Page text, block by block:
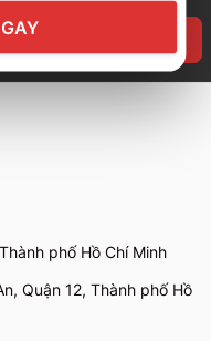
phố Hồ Chí Minh
Quận 12, Thành phố Hồ